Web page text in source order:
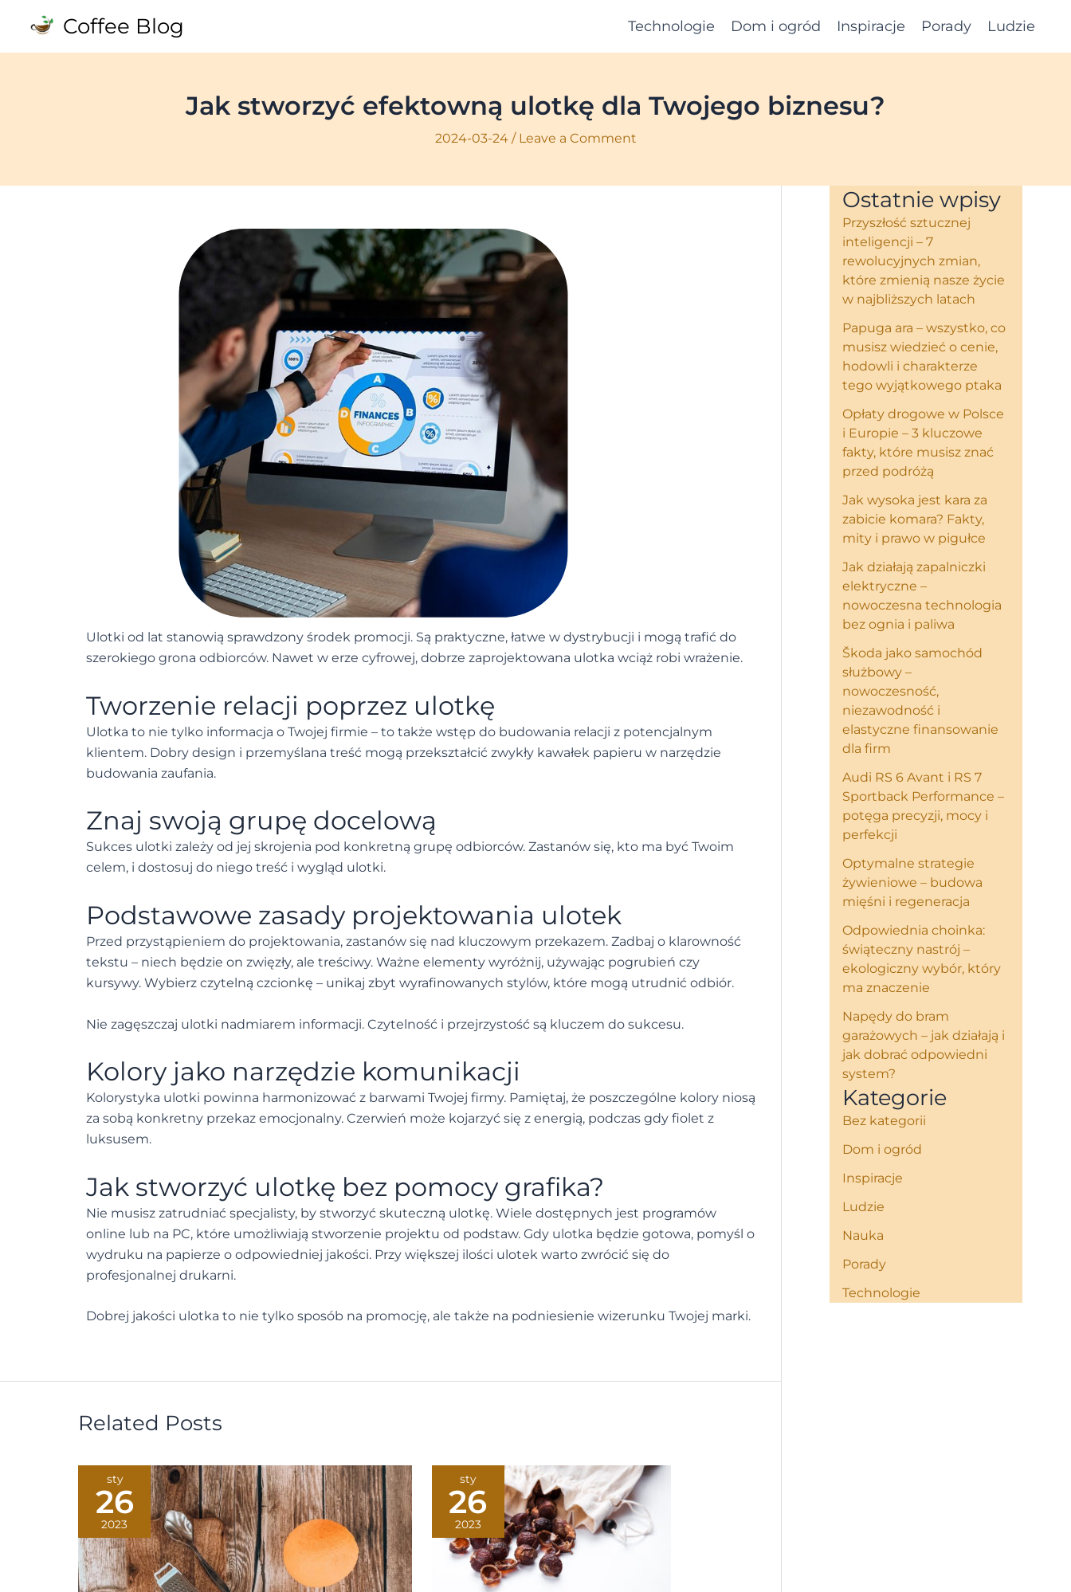
content
Coffee Blog Technologie Dom i ogród Inspiracje Porady Ludzie
Jak stworzyć efektowną ulotkę dla Twojego biznesu?
2024-03-24 / Leave a Comment
Ulotki od lat stanowią sprawdzony środek promocji. Są praktyczne, łatwe w dystrybucji i mogą trafić do
szerokiego grona odbiorców. Nawet w erze cyfrowej, dobrze zaprojektowana ulotka wciąż robi wrażenie.
Tworzenie relacji poprzez ulotkę
Ulotka to nie tylko informacja o Twojej firmie – to także wstęp do budowania relacji z potencjalnym
klientem. Dobry design i przemyślana treść mogą przekształcić zwykły kawałek papieru w narzędzie
budowania zaufania.
Znaj swoją grupę docelową
Sukces ulotki zależy od jej skrojenia pod konkretną grupę odbiorców. Zastanów się, kto ma być Twoim
celem, i dostosuj do niego treść i wygląd ulotki.
Podstawowe zasady projektowania ulotek
Przed przystąpieniem do projektowania, zastanów się nad kluczowym przekazem. Zadbaj o klarowność
tekstu – niech będzie on zwięzły, ale treściwy. Ważne elementy wyróżnij, używając pogrubień czy
kursywy. Wybierz czytelną czcionkę – unikaj zbyt wyrafinowanych stylów, które mogą utrudnić odbiór.
Nie zagęszczaj ulotki nadmiarem informacji. Czytelność i przejrzystość są kluczem do sukcesu.
Kolory jako narzędzie komunikacji
Kolorystyka ulotki powinna harmonizować z barwami Twojej firmy. Pamiętaj, że poszczególne kolory niosą
za sobą konkretny przekaz emocjonalny. Czerwień może kojarzyć się z energią, podczas gdy fiolet z
luksusem.
Jak stworzyć ulotkę bez pomocy grafika?
Nie musisz zatrudniać specjalisty, by stworzyć skuteczną ulotkę. Wiele dostępnych jest programów
online lub na PC, które umożliwiają stworzenie projektu od podstaw. Gdy ulotka będzie gotowa, pomyśl o
wydruku na papierze o odpowiedniej jakości. Przy większej ilości ulotek warto zwrócić się do
profesjonalnej drukarni.
Dobrej jakości ulotka to nie tylko sposób na promocję, ale także na podniesienie wizerunku Twojej marki.
Related Posts
sty
26
2023
sty
26
2023
Ostatnie wpisy
Przyszłość sztucznej
inteligencji – 7
rewolucyjnych zmian,
które zmienią nasze życie
w najbliższych latach
Papuga ara – wszystko, co
musisz wiedzieć o cenie,
hodowli i charakterze
tego wyjątkowego ptaka
Opłaty drogowe w Polsce
i Europie – 3 kluczowe
fakty, które musisz znać
przed podróżą
Jak wysoka jest kara za
zabicie komara? Fakty,
mity i prawo w pigułce
Jak działają zapalniczki
elektryczne –
nowoczesna technologia
bez ognia i paliwa
Škoda jako samochód
służbowy –
nowoczesność,
niezawodność i
elastyczne finansowanie
dla firm
Audi RS 6 Avant i RS 7
Sportback Performance –
potęga precyzji, mocy i
perfekcji
Optymalne strategie
żywieniowe – budowa
mięśni i regeneracja
Odpowiednia choinka:
świąteczny nastrój –
ekologiczny wybór, który
ma znaczenie
Napędy do bram
garażowych – jak działają i
jak dobrać odpowiedni
system?
Kategorie
Bez kategorii
Dom i ogród
Inspiracje
Ludzie
Nauka
Porady
Technologie